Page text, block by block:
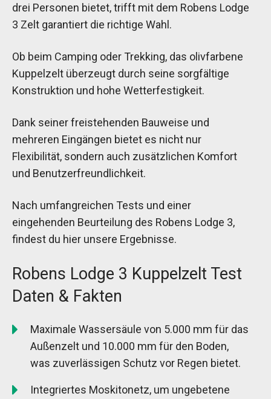
drei Personen bietet, trifft mit dem Robens Lodge
3 Zelt garantiert die richtige Wahl.
Ob beim Camping oder Trekking, das olivfarbene
Kuppelzelt überzeugt durch seine sorgfältige
Konstruktion und hohe Wetterfestigkeit.
Dank seiner freistehenden Bauweise und
mehreren Eingängen bietet es nicht nur
Flexibilität, sondern auch zusätzlichen Komfort
und Benutzerfreundlichkeit.
Nach umfangreichen Tests und einer
eingehenden Beurteilung des Robens Lodge 3,
findest du hier unsere Ergebnisse.
Robens Lodge 3 Kuppelzelt Test
Daten & Fakten
Maximale Wassersäule von 5.000 mm für das
Außenzelt und 10.000 mm für den Boden,
was zuverlässigen Schutz vor Regen bietet.
Integriertes Moskitonetz, um ungebetene